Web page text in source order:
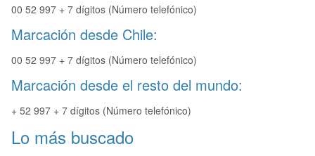
00 52 997 + 7 dígitos (Número telefónico)
Marcación desde Chile:
00 52 997 + 7 dígitos (Número telefónico)
Marcación desde el resto del mundo:
+ 52 997 + 7 dígitos (Número telefónico)
Lo más buscado